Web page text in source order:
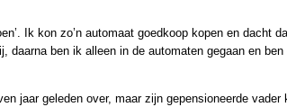
Ik kon zo’n automaat goedkoop kopen en dacht
ben ik alleen in de automaten gegaan en
jaar geleden over, maar zijn gepensioneerde